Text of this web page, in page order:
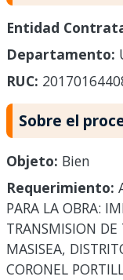
Entidad
Departamento:
RUC:
Sobre el
Objeto: Bien
Requerimiento:
PARA LA OBRA:
TRANSMISION
MASISEA,
CORONEL